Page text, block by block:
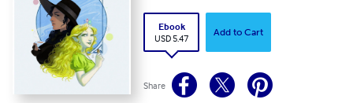
Ebook
USD 5.47
Add to Cart
Share